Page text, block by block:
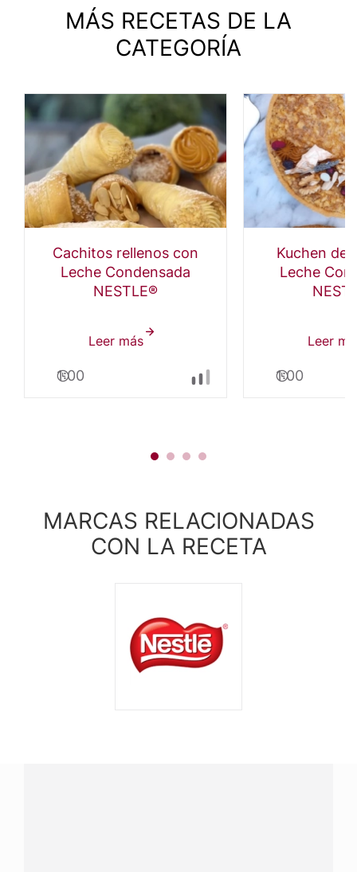
MÁS RECETAS DE LA
CATEGORÍA
Cachitos rellenos con
Leche Condensada
NESTLE®
Leer más sobre
NESTLE®
1:00
Kuchen de
Leche
Leer
1:00
MARCAS RELACIONADAS
CON LA RECETA